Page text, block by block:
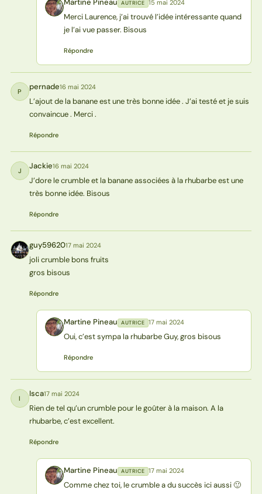
MP Martine Pineau AUTRICE 15 mai 2024
Merci Laurence, j’ai trouvé l’idée intéressante quand
je l’ai vue passer. Bisous
Répondre
P pernade16 mai 2024
L’ajout de la banane est une très bonne idée . J’ai testé et je suis
convaincue . Merci .
Répondre
J Jackie16 mai 2024
J’dore le crumble et la banane associées à la rhubarbe est une
très bonne idée. Bisous
Répondre
G guy5962017 mai 2024
joli crumble bons fruits
gros bisous
Répondre
MP Martine Pineau AUTRICE 17 mai 2024
Oui, c’est sympa la rhubarbe Guy, gros bisous
Répondre
I Isca17 mai 2024
Rien de tel qu’un crumble pour le goûter à la maison. A la
rhubarbe, c’est excellent.
Répondre
MP Martine Pineau AUTRICE 17 mai 2024
Comme chez toi, le crumble a du succès ici aussi 🙂